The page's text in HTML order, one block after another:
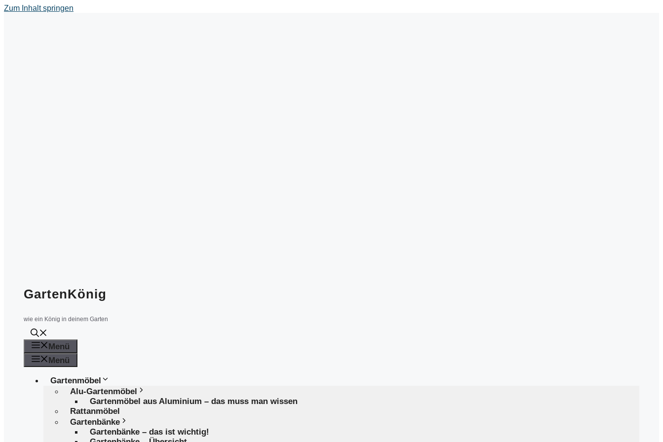
Zum Inhalt springen
GartenKönig
wie ein König in deinem Garten
Menü
Menü
Gartenmöbel
Alu-Gartenmöbel
Gartenmöbel aus Aluminium – das muss man wissen
Rattanmöbel
Gartenbänke
Gartenbänke – das ist wichtig!